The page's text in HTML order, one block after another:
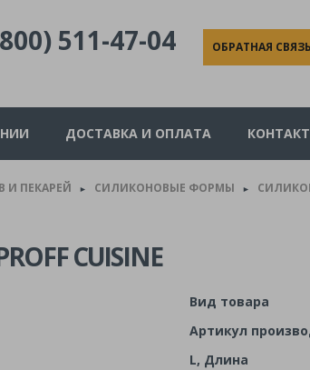
511-47-04 ОБРАТНАЯ СВЯЗЬ
ДОСТАВКА И ОПЛАТА
И ПЕКАРЕЙ ► СИЛИКОНОВЫЕ ФОРМЫ ►
CUISINE
Вид товара
Артикул
L, Длина